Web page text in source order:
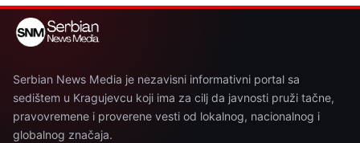
Serbian News Media je nezavisni informativni portal sa
sedištem u Kragujevcu koji ima za cilj da javnosti pruži tačne,
pravovremene i proverene vesti od lokalnog, nacionalnog i
globalnog značaja.